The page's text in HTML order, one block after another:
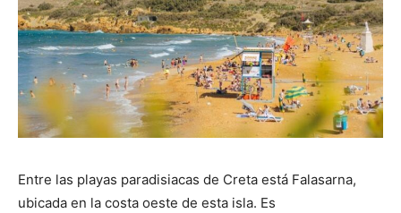
Entre las playas paradisiacas de Creta está Falasarna,
ubicada en la costa oeste de esta isla. Es